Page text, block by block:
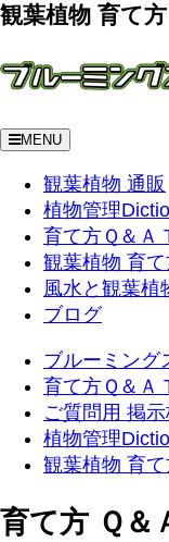
観葉植物 育て方
MENU
観葉植物 通販
植物管理
育て方Ｑ＆Ａ
観葉植物 育
風水と観葉植
ブログ
ブルーミング
育て方Ｑ＆Ａ
ご質問用 掲示
植物管理
観葉植物 育
育て方 Ｑ＆